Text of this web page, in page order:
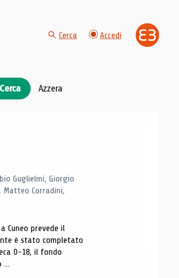
Cerca Accedi
Cerca Azzera
Guglielmi, Giorgio
Matteo Corradini,
Cuneo prevede il
è stato completato
0-18, il fondo
...